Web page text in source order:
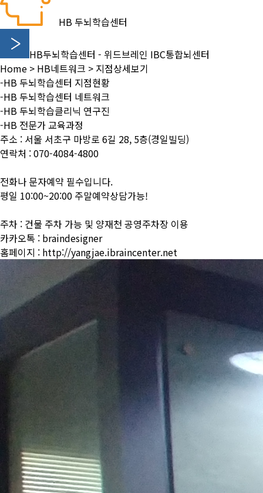
HB 두뇌학습센터
HB두뇌학습센터 - 위드브레인 IBC통합뇌센터
Home > HB네트워크 > 지점상세보기
-HB 두뇌학습센터 지점현황
-HB 두뇌학습센터 네트워크
-HB 두뇌학습클리닉 연구진
-HB 전문가 교육과정
주소 : 서울 서초구 마방로 6길 28, 5층(경일빌딩)
연락처 : 070-4084-4800
전화나 문자예약 필수입니다.
평일 10:00~20:00 주말예약상담가능!
주차 : 건물 주차 가능 및 양재천 공영주차장 이용
카카오톡 : braindesigner
홈페이지 : http://yangjae.ibraincenter.net